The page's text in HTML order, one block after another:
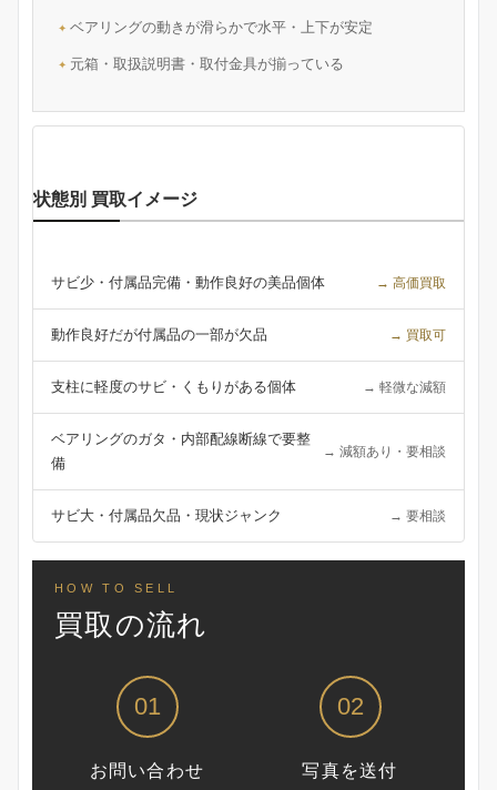
ベアリングの動きが滑らかで水平・上下が安定
元箱・取扱説明書・取付金具が揃っている
状態別 買取イメージ
サビ少・付属品完備・動作良好の美品個体 → 高価買取
動作良好だが付属品の一部が欠品 → 買取可
支柱に軽度のサビ・くもりがある個体 → 軽微な減額
ベアリングのガタ・内部配線断線で要整
備
→ 減額あり・要相談
サビ大・付属品欠品・現状ジャンク → 要相談
HOW TO SELL
買取の流れ
01
お問い合わせ
02
写真を送付